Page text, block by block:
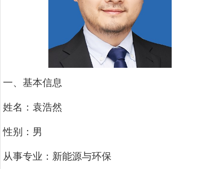
一、基本信息
姓名：袁浩然
性别：男
从事专业：新能源与环保